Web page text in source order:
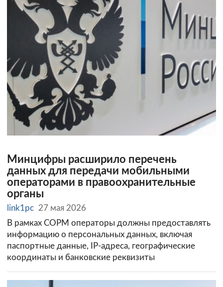
Минцифры расширило перечень
данных для передачи мобильными
операторами в правоохранительные
органы
link1pc 27 мая 2026
В рамках СОРМ операторы должны предоставлять
информацию о персональных данных, включая
паспортные данные, IP-адреса, географические
координаты и банковские реквизиты